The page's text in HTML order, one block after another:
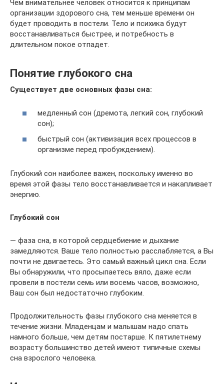
Чем внимательнее человек относится к принципам
организации здорового сна, тем меньше времени он
будет проводить в постели. Тело и психика будут
восстанавливаться быстрее, и потребность в
длительном покое отпадет.
Понятие глубокого сна
Существует две основных фазы сна:
медленный сон (дремота, легкий сон, глубокий
сон);
быстрый сон (активизация всех процессов в
организме перед пробуждением).
Глубокий сон наиболее важен, поскольку именно во
время этой фазы тело восстанавливается и накапливает
энергию.
Глубокий сон
— фаза сна, в которой сердцебиение и дыхание
замедляются. Ваше тело полностью расслабляется, а Вы
почти не двигаетесь. Это самый важный цикл сна. Если
Вы обнаружили, что просыпаетесь вяло, даже если
провели в постели семь или восемь часов, возможно,
Ваш сон был недостаточно глубоким.
Продолжительность фазы глубокого сна меняется в
течение жизни. Младенцам и малышам надо спать
намного больше, чем детям постарше. К пятилетнему
возрасту большинство детей имеют типичные схемы
сна взрослого человека.